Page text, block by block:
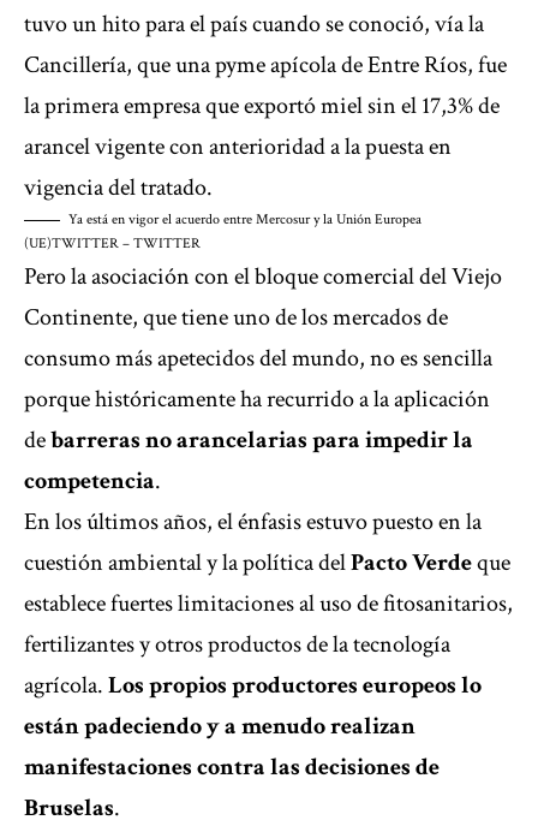
tuvo un hito para el país cuando se conoció, vía la
Cancillería, que una pyme apícola de Entre Ríos, fue
la primera empresa que exportó miel sin el 17,3% de
arancel vigente con anterioridad a la puesta en
vigencia del tratado.
Ya está en vigor el acuerdo entre Mercosur y la Unión Europea
(UE)TWITTER – TWITTER
Pero la asociación con el bloque comercial del Viejo
Continente, que tiene uno de los mercados de
consumo más apetecidos del mundo, no es sencilla
porque históricamente ha recurrido a la aplicación
debarreras no arancelarias para impedir la
competencia.
En los últimos años, el énfasis estuvo puesto en la
cuestión ambiental y la política delPacto Verdeque
establece fuertes limitaciones al uso de fitosanitarios,
fertilizantes y otros productos de la tecnología
agrícola.Los propios productores europeos lo
están padeciendo y a menudo realizan
manifestaciones contra las decisiones de
Bruselas.